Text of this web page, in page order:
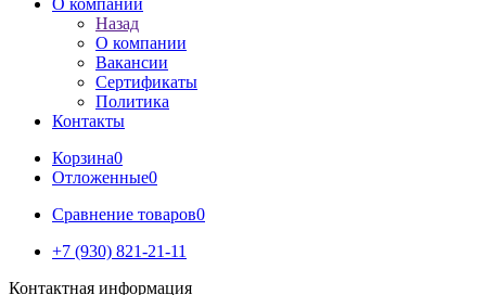
О компании
Назад
О компании
Вакансии
Сертификаты
Политика
Контакты
Корзина0
Отложенные0
Сравнение товаров0
+7 (930) 821-21-11
Контактная информация